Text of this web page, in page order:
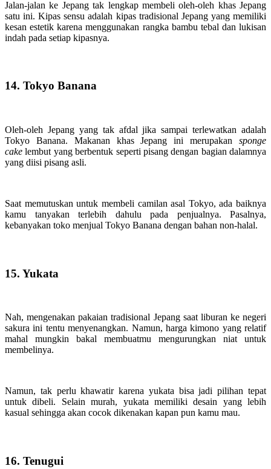
Jalan-jalan ke Jepang tak lengkap membeli oleh-oleh khas Jepang
satu ini. Kipas sensu adalah kipas tradisional Jepang yang memiliki
kesan estetik karena menggunakan rangka bambu tebal dan lukisan
indah pada setiap kipasnya.
14. Tokyo Banana
Oleh-oleh Jepang yang tak afdal jika sampai terlewatkan adalah
Tokyo Banana. Makanan khas Jepang ini merupakan sponge
cakelembut yang berbentuk seperti pisang dengan bagian dalamnya
yang diisi pisang asli.
Saat memutuskan untuk membeli camilan asal Tokyo, ada baiknya
kamu tanyakan terlebih dahulu pada penjualnya. Pasalnya,
kebanyakan toko menjual Tokyo Banana dengan bahan non-halal.
15. Yukata
Nah, mengenakan pakaian tradisional Jepang saat liburan ke negeri
sakura ini tentu menyenangkan. Namun, harga kimono yang relatif
mahal mungkin bakal membuatmu mengurungkan niat untuk
membelinya.
Namun, tak perlu khawatir karena yukata bisa jadi pilihan tepat
untuk dibeli. Selain murah, yukata memiliki desain yang lebih
kasual sehingga akan cocok dikenakan kapan pun kamu mau.
16. Tenugui